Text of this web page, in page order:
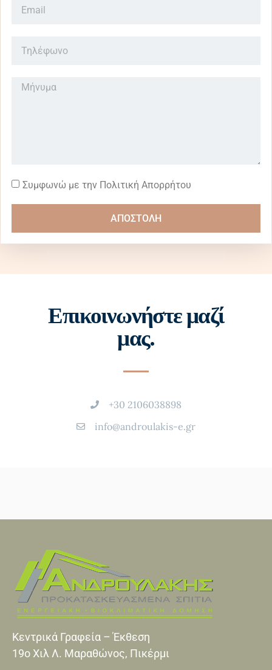
Συμφωνώ με την Πολιτική Απορρήτου
ΑΠΟΣΤΟΛΗ
Επικοινωνήστε μαζί
μας.
+30 2106038898
info@androulakis-e.gr
Κεντρικά Γραφεία – Έκθεση
19o Xιλ Λ. Μαραθώνος, Πικέρμι